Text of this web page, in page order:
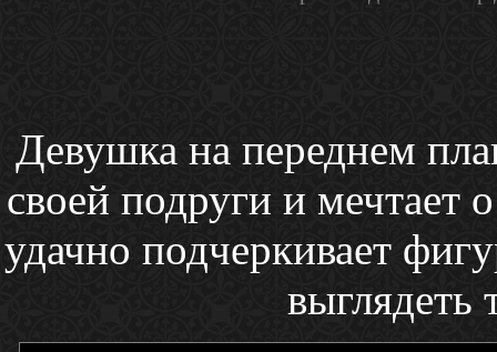
Девушка на переднем
своей подруги и мечтает
удачно подчеркивает
выглядеть